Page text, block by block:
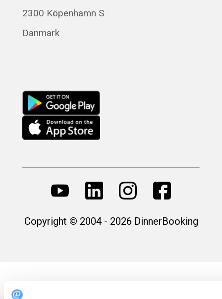
2300 Köpenhamn S
Danmark
Copyright © 2004 - 2026 DinnerBooking